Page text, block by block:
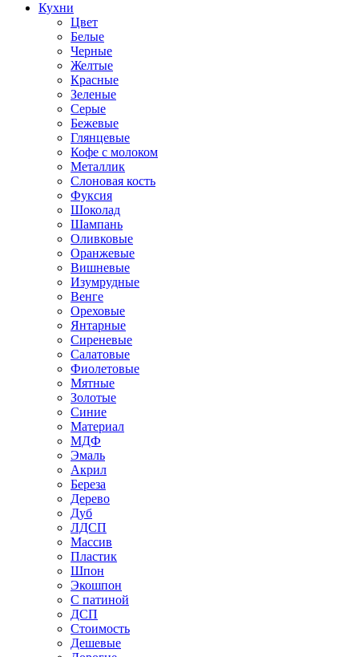
Кухни
Цвет
Белые
Черные
Желтые
Красные
Зеленые
Серые
Бежевые
Глянцевые
Кофе с молоком
Металлик
Слоновая кость
Фуксия
Шоколад
Шампань
Оливковые
Оранжевые
Вишневые
Изумрудные
Венге
Ореховые
Янтарные
Сиреневые
Салатовые
Фиолетовые
Мятные
Золотые
Синие
Материал
МДФ
Эмаль
Акрил
Береза
Дерево
Дуб
ЛДСП
Массив
Пластик
Шпон
Экошпон
С патиной
ДСП
Стоимость
Дешевые